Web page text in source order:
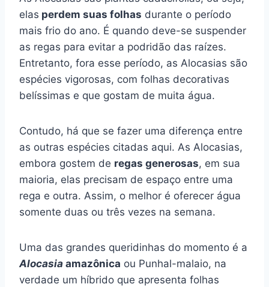
elas perdem suas folhas durante o período
mais frio do ano. É quando deve-se suspender
as regas para evitar a podridão das raízes.
Entretanto, fora esse período, as Alocasias são
espécies vigorosas, com folhas decorativas
belíssimas e que gostam de muita água.
Contudo, há que se fazer uma diferença entre
as outras espécies citadas aqui. As Alocasias,
embora gostem de regas generosas, em sua
maioria, elas precisam de espaço entre uma
rega e outra. Assim, o melhor é oferecer água
somente duas ou três vezes na semana.
Uma das grandes queridinhas do momento é a
Alocasia amazônica ou Punhal-malaio, na
verdade um híbrido que apresenta folhas